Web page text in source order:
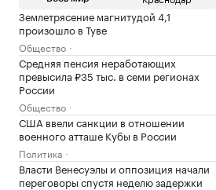
Землетрясение магнитудой 4,1
произошло в Туве
Общество
Средняя пенсия неработающих
превысила ₽35 тыс. в семи регионах
России
Общество
США ввели санкции в отношении
военного атташе Кубы в России
Политика
Власти Венесуэлы и оппозиция начали
переговоры спустя неделю задержки